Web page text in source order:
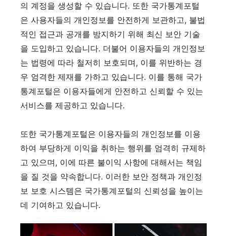
의 계정을 생성할 수 있습니다. 또한 국가통계포털
은 사용자들의 개인정보를 안전하게 보관하고, 불법
적인 접근과 공개를 방지하기 위해 최신 보안 기술
을 도입하고 있습니다. 더불어 이용자들의 개인정보
는 법령에 따라 철저히 보호되며, 이를 위반하는 경
우 엄격한 제재를 가하고 있습니다. 이를 통해 국가
통계포털은 이용자들에게 안전하고 신뢰할 수 있는
서비스를 제공하고 있습니다.
또한 국가통계포털은 이용자들의 개인정보를 이용
하여 부당하게 이익을 취하는 행위를 엄격히 규제하
고 있으며, 이에 따른 불이익 사항에 대해서는 책임
을 질 것을 약속합니다. 이러한 보안 정책과 개인정
보 보호 시스템은 국가통계포털의 신뢰성을 높이는
데 기여하고 있습니다.